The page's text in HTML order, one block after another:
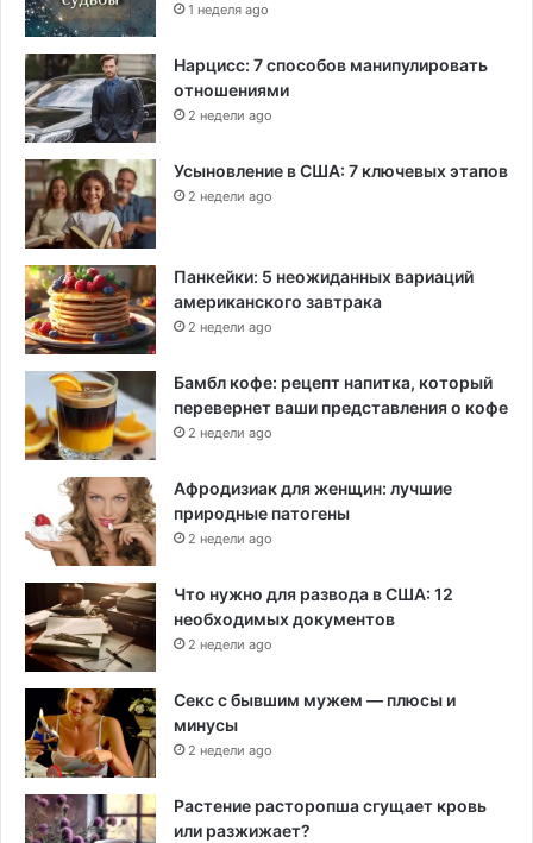
1 неделя ago
Нарцисс: 7 способов манипулировать
отношениями
2 недели ago
Усыновление в США: 7 ключевых этапов
2 недели ago
Панкейки: 5 неожиданных вариаций
американского завтрака
2 недели ago
Бамбл кофе: рецепт напитка, который
перевернет ваши представления о кофе
2 недели ago
Афродизиак для женщин: лучшие
природные патогены
2 недели ago
Что нужно для развода в США: 12
необходимых документов
2 недели ago
Секс с бывшим мужем — плюсы и
минусы
2 недели ago
Растение расторопша сгущает кровь
или разжижает?